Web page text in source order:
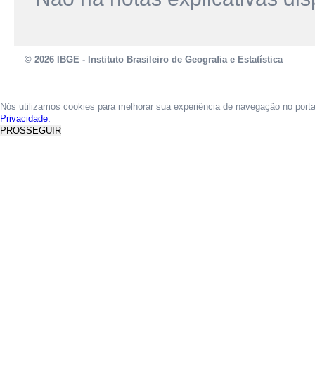
© 2026 IBGE - Instituto Brasileiro de Geografia e Estatística
Nós utilizamos cookies para melhorar sua experiência de navegação no
Privacidade.
PROSSEGUIR